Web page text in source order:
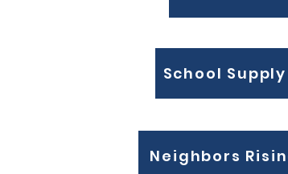
School
Neighbors